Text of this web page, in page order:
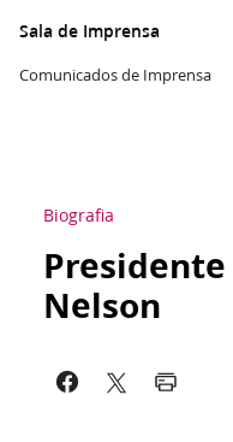
Sala de Imprensa
Comunicados de Imprensa
Biografia
Presidente
Nelson